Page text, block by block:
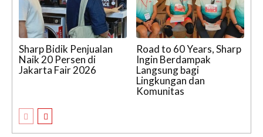
Sharp Bidik Penjualan
Naik 20 Persen di
Jakarta Fair 2026
Road to 60 Years, Sharp
Ingin Berdampak
Langsung bagi
Lingkungan dan
Komunitas